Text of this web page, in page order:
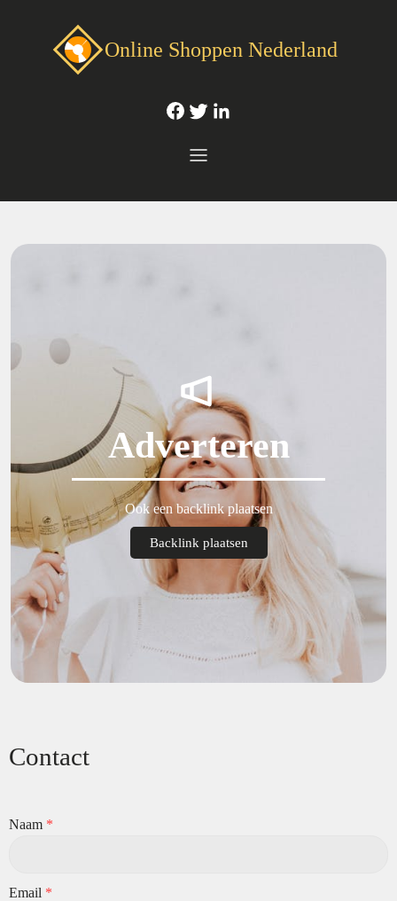
Online Shoppen Nederland
Adverteren
Ook een backlink plaatsen
Backlink plaatsen
Contact
Naam *
Email *